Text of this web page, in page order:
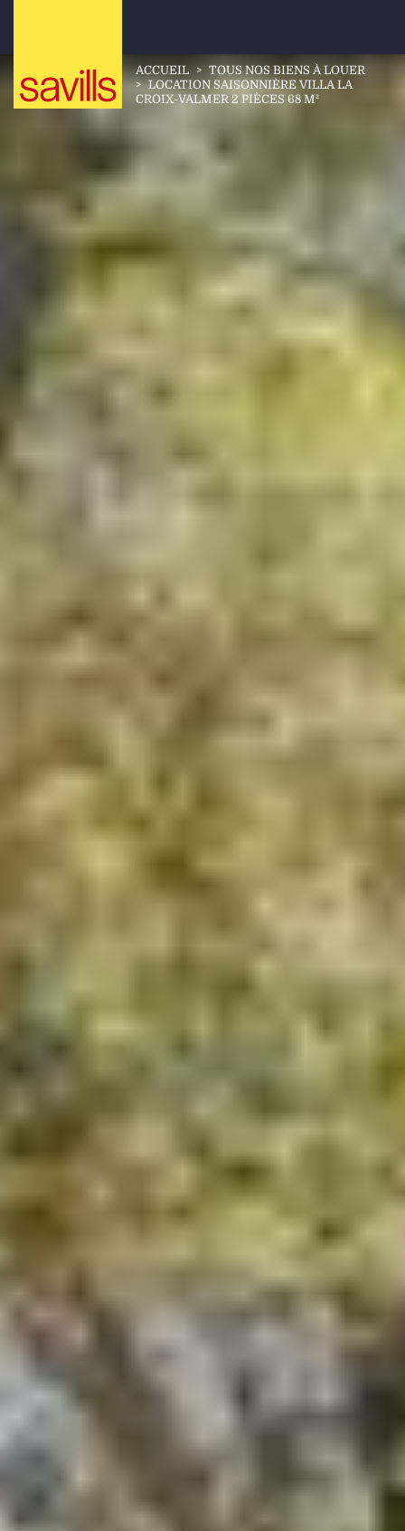
ACCUEIL > TOUS NOS BIENS À LOUER
> LOCATION SAISONNIÈRE VILLA LA
CROIX-VALMER 2 PIÈCES 68 M²